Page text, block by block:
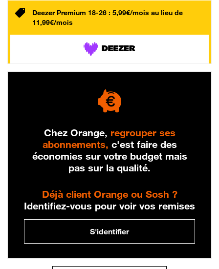
Deezer Premium 18-26 : 5,99€/mois au lieu de
11,99€/mois
Chez Orange, regrouper ses
abonnements, c'est faire des
économies sur votre budget mais
pas sur la qualité.
Déjà client Orange ou Sosh ?
Identifiez-vous pour voir vos remises
S'identifier